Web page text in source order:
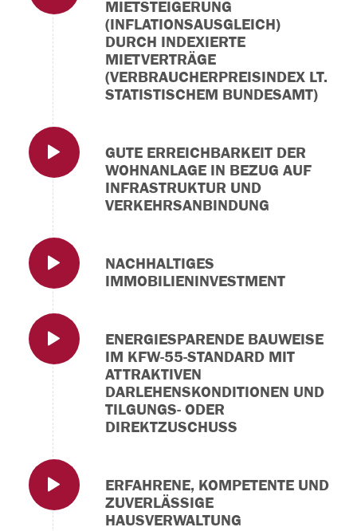
MIETSTEIGERUNG
(INFLATIONSAUSGLEICH)
DURCH INDEXIERTE
MIETVERTRÄGE
(VERBRAUCHERPREISINDEX LT.
STATISTISCHEM BUNDESAMT)
GUTE ERREICHBARKEIT DER
WOHNANLAGE IN BEZUG AUF
INFRASTRUKTUR UND
VERKEHRSANBINDUNG
NACHHALTIGES
IMMOBILIENINVESTMENT
ENERGIESPARENDE BAUWEISE
IM KFW-55-STANDARD MIT
ATTRAKTIVEN
DARLEHENSKONDITIONEN UND
TILGUNGS- ODER
DIREKTZUSCHUSS
ERFAHRENE, KOMPETENTE UND
ZUVERLÄSSIGE
HAUSVERWALTUNG